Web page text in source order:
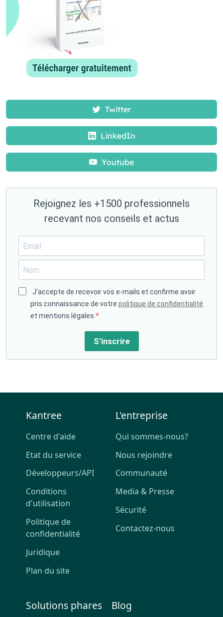
Twitter
LinkedIn
Youtube
Rejoignez les +1500 professionnels
recevant nos conseils et actus
J'accepte de recevoir vos e-mails et confirme avoir
pris connaissance de votre politique de confidentialité
et mentions légales.
S'inscrire
Kantree
Centre d'aide
Etat du service
Développeurs/API
Conditions
d'utilisation
Politique de
confidentialité
Juridique
Plan du site
L'entreprise
Qui sommes-nous?
Nous rejoindre
Communauté
Media & Presse
Sécurité
Contactez-nous
Solutions phares Blog